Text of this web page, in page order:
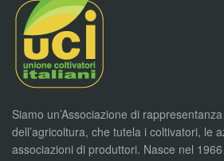
Siamo un’Associazione di
dell’agricoltura, che tutela i coltivatori, le
associazioni di produttori. Nasce nel